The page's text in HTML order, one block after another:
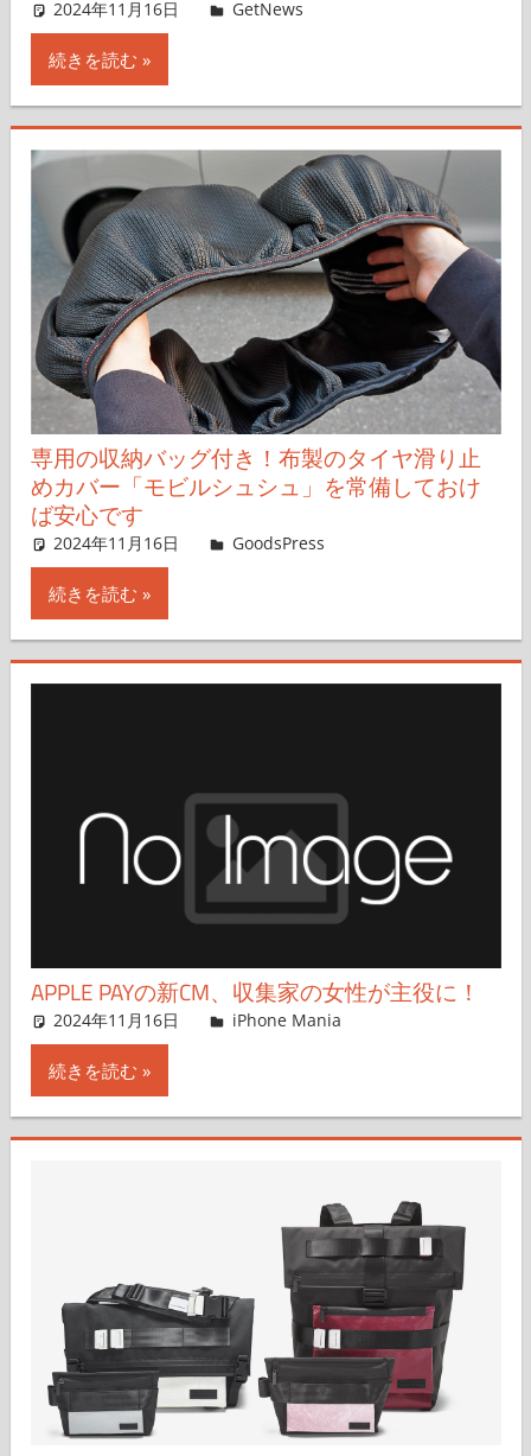
2024年11月16日 GetNews
続きを読む
専用の収納バッグ付き！布製のタイヤ滑り止
めカバー「モビルシュシュ」を常備しておけ
ば安心です
2024年11月16日 ＆GP
GoodsPress
続きを読む
APPLE PAYの新CM、収集家の女性が主役に！
2024年11月16日 lexi
iPhone Mania
続きを読む